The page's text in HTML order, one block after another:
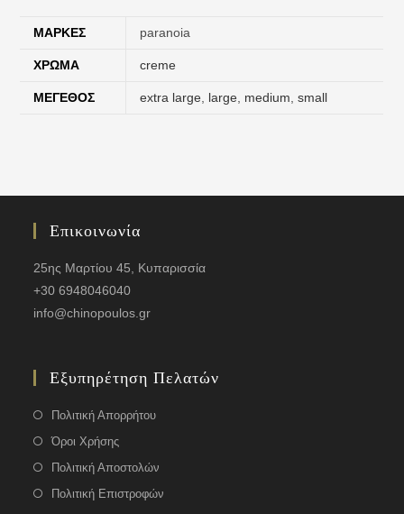
ΜΆΡΚΕΣ paranoia
ΧΡΏΜΑ creme
ΜΈΓΕΘΟΣ extra large large medium ,small
Επικοινωνία
25ης Μαρτίου 45, Κυπαρισσία
+30 6948046040
info@chinopoulos.gr
Εξυπηρέτηση Πελατών
Πολιτική Απορρήτου
Όροι Χρήσης
Πολιτική Αποστολών
Πολιτική Επιστροφών